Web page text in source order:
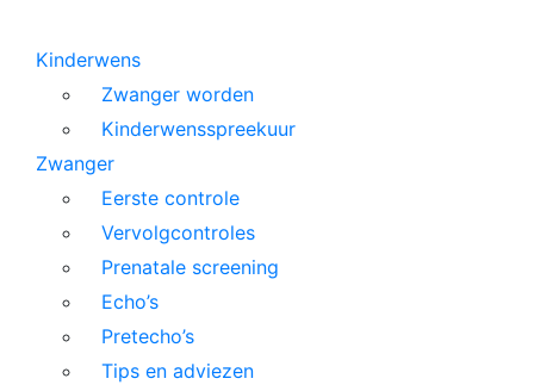
Kinderwens
Zwanger worden
Kinderwensspreekuur
Zwanger
Eerste controle
Vervolgcontroles
Prenatale screening
Echo’s
Pretecho’s
Tips en adviezen